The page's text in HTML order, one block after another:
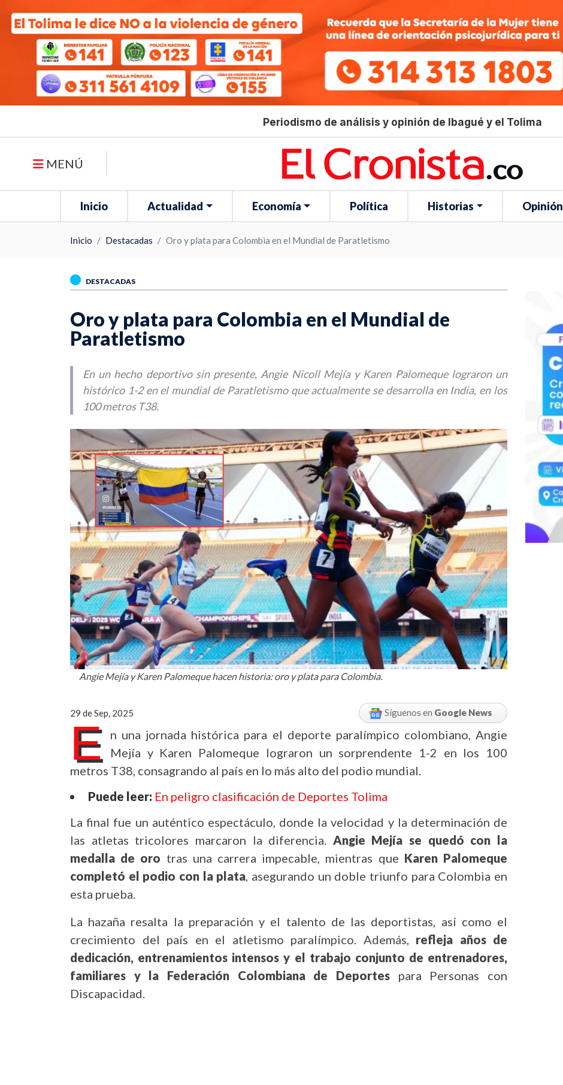
Periodismo de análisis y opinión de Ibagué y el Tolima
MENÚ
Inicio Actualidad Economía Política Historias Opinión
Inicio Destacadas Oro y plata para Colombia en el Mundial de Paratletismo
DESTACADAS
Oro y plata para Colombia en el Mundial de
Paratletismo
En un hecho deportivo sin presente, Angie Nicoll Mejía y Karen Palomeque lograron un
histórico 1-2 en el mundial de Paratletismo que actualmente se desarrolla en India, en los
100 metros T38.
Angie Mejía y Karen Palomeque hacen historia: oro y plata para Colombia.
29 de Sep, 2025 Síguenos en Google News
E
n una jornada histórica para el deporte paralímpico colombiano, Angie
Mejía y Karen Palomeque lograron un sorprendente 1-2 en los 100
metros T38, consagrando al país en lo más alto del podio mundial.
Puede leer: En peligro clasificación de Deportes Tolima
La final fue un auténtico espectáculo, donde la velocidad y la determinación de
las atletas tricolores marcaron la diferencia. Angie Mejía se quedó con la
medalla de oro tras una carrera impecable, mientras que Karen Palomeque
completó el podio con la plata, asegurando un doble triunfo para Colombia en
esta prueba.
La hazaña resalta la preparación y el talento de las deportistas, así como el
crecimiento del país en el atletismo paralímpico. Además, refleja años de
dedicación, entrenamientos intensos y el trabajo conjunto de entrenadores,
familiares y la Federación Colombiana de Deportes para Personas con
Discapacidad.